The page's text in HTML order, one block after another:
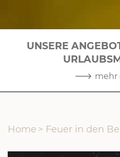
1 |
UNSERE
mehr
Home > Feuer in den